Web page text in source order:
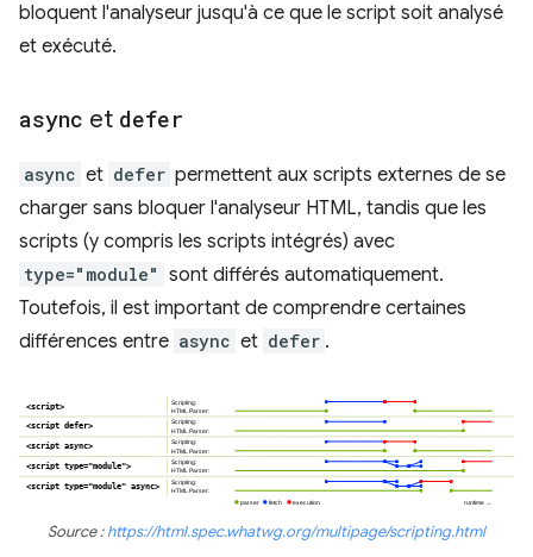
bloquent l'analyseur jusqu'à ce que le script soit analysé
et exécuté.
async et defer
async et defer permettent aux scripts externes de se
charger sans bloquer l'analyseur HTML, tandis que les
scripts (y compris les scripts intégrés) avec
type="module" sont différés automatiquement.
Toutefois, il est important de comprendre certaines
différences entre async et defer .
Source :https://html.spec.whatwg.org/multipage/scripting.html